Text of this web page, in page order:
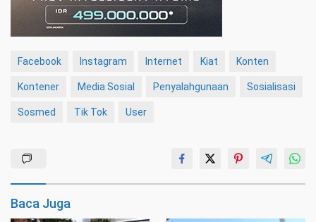
Facebook Instagram Internet Kiat Konten
Kontener Media Sosial Penyalahgunaan Sosialisasi
Sosmed Tik Tok User
Baca Juga